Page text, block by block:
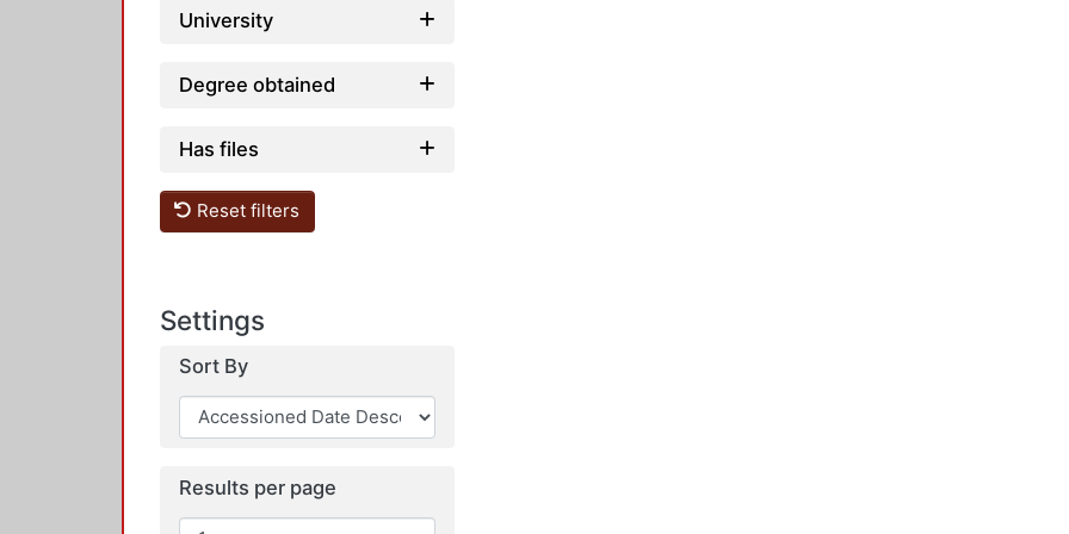
University
Degree obtained
Has files
Reset filters
Settings
Sort By
Results per page